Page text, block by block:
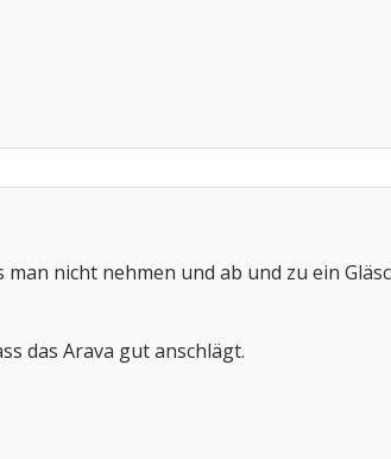
man nicht nehmen und ab und zu ein
das Arava gut anschlägt.